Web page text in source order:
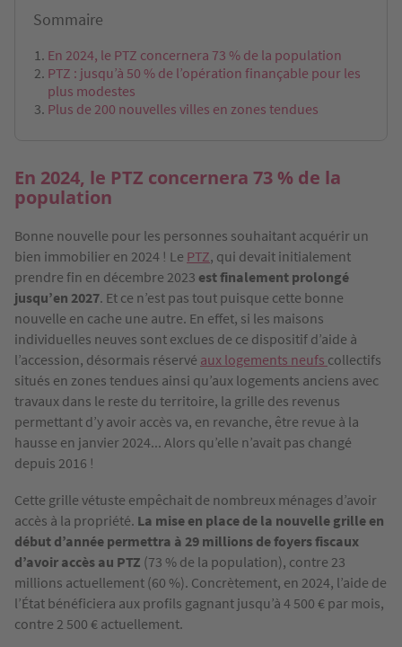
Sommaire
En 2024, le PTZ concernera 73 % de la population
PTZ : jusqu’à 50 % de l’opération finançable pour les
plus modestes
Plus de 200 nouvelles villes en zones tendues
En 2024, le PTZ concernera 73 % de la
population
Bonne nouvelle pour les personnes souhaitant acquérir un
bien immobilier en 2024 ! Le PTZ, qui devait initialement
prendre fin en décembre 2023 est finalement prolongé
jusqu’en 2027. Et ce n’est pas tout puisque cette bonne
nouvelle en cache une autre. En effet, si les maisons
individuelles neuves sont exclues de ce dispositif d’aide à
l’accession, désormais réservé aux logements neufs collectifs
situés en zones tendues ainsi qu’aux logements anciens avec
travaux dans le reste du territoire, la grille des revenus
permettant d’y avoir accès va, en revanche, être revue à la
hausse en janvier 2024... Alors qu’elle n’avait pas changé
depuis 2016 !
Cette grille vétuste empêchait de nombreux ménages d’avoir
accès à la propriété. La mise en place de la nouvelle grille en
début d’année permettra à 29 millions de foyers fiscaux
d’avoir accès au PTZ (73 % de la population), contre 23
millions actuellement (60 %). Concrètement, en 2024, l’aide de
l’État bénéficiera aux profils gagnant jusqu’à 4 500 € par mois,
contre 2 500 € actuellement.